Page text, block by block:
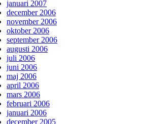
januari 2007
december 2006
november 2006
oktober 2006
september 2006
augusti 2006
juli 2006
juni 2006
maj 2006
april 2006
mars 2006
februari 2006
januari 2006
december 2005